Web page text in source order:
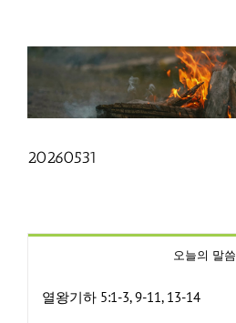
View
20260531
오늘의 말씀
열왕기하 5:1-3, 9-11, 13-14